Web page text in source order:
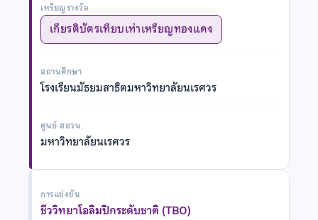
เหรียญรางวัล
เกียรติบัตรเทียบเท่าเหรียญทองแดง
สถานศึกษา
โรงเรียนมัธยมสาธิตมหาวิทยาลัยนเรศวร
ศูนย์ สอวน.
มหาวิทยาลัยนเรศวร
การแข่งขัน
ชีววิทยาโอลิมปิกระดับชาติ (TBO)